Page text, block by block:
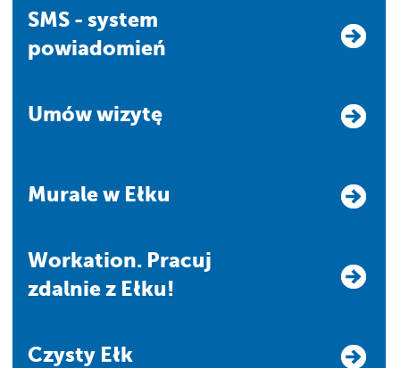
SMS - system
powiadomień
Umów wizytę
Murale w Ełku
Workation. Pracuj
zdalnie z Ełku!
Czysty Ełk